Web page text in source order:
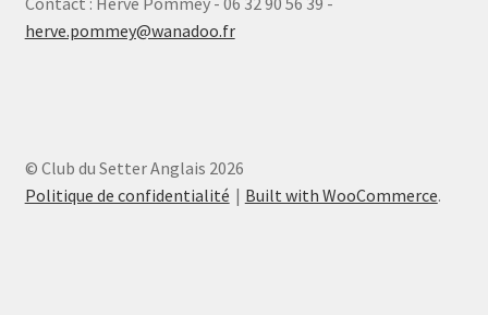
herve.pommey@wanadoo.fr
© Club du Setter Anglais 2026
Politique de confidentialité
Built with WooCommerce.